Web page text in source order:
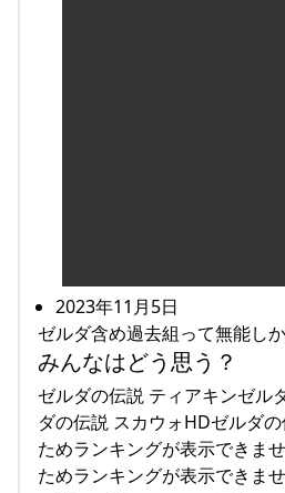
2023年11月5日
ゼルダ含め過去組って無能し
みんなはどう思う？
ゼルダの伝説 ティアキンゼル
ダの伝説 スカウォHDゼルダ
ためランキングが表示できま
ためランキングが表示できま